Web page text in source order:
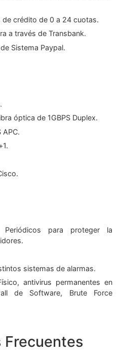
crédito de 0 a 24 cuotas.
a través de Transbank.
Sistema Paypal.
óptica de 1GBPS Duplex.
para proteger la
sistemas de alarmas.
antivirus permanentes en
de Software, Brute Force
Frecuentes